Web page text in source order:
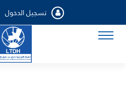
تسجيل الدخول